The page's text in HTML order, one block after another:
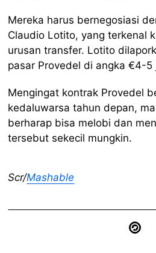
Mereka harus bernegosiasi
Claudio Lotito, yang terkenal
urusan transfer. Lotito
pasar Provedel di angka €4-5
Mengingat kontrak Provedel
kedaluwarsa tahun depan,
berharap bisa melobi dan
tersebut sekecil mungkin.
Scr/Mashable